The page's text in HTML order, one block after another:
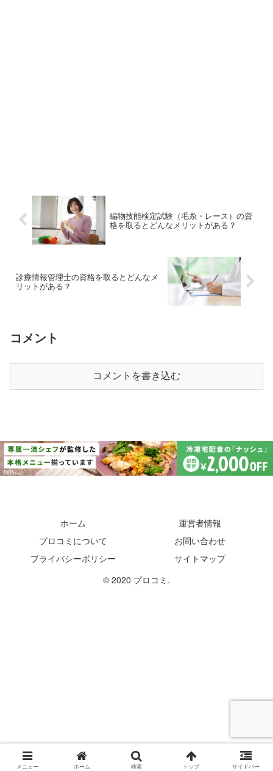
編物技能検定試験（毛糸・レース）の資
格を取るとどんなメリットがある？
診療情報管理士の資格を取るとどんなメ
リットがある？
コメント
コメントを書き込む
ホーム
運営者情報
プロコミについて
お問い合わせ
プライバシーポリシー
サイトマップ
© 2020 プロコミ.
メニュー ホーム 検索 トップ サイドバー